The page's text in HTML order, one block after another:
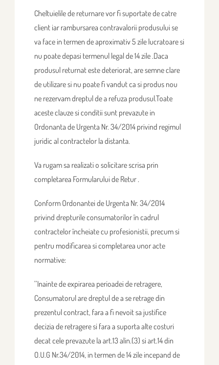
Cheltuielile de returnare vor fi suportate de catre
client iar rambursarea contravalorii produsului se
va face in termen de aproximativ 5 zile lucratoare si
nu poate depasi termenul legal de 14 zile .Daca
produsul returnat este deteriorat, are semne clare
de utilizare si nu poate fi vandut ca si produs nou
ne rezervam dreptul de a refuza produsul.Toate
aceste clauze si conditii sunt prevazute in
Ordonanta de Urgenta Nr. 34/2014 privind regimul
juridic al contractelor la distanta.
Va rugam sa realizati o solicitare scrisa prin
completarea Formularului de Retur .
Conform Ordonantei de Urgenta Nr. 34/2014
privind drepturile consumatorilor în cadrul
contractelor încheiate cu profesionistii, precum si
pentru modificarea si completarea unor acte
normative:
’’Inainte de expirarea perioadei de retragere,
Consumatorul are dreptul de a se retrage din
prezentul contract, fara a fi nevoit sa justifice
decizia de retragere si fara a suporta alte costuri
decat cele prevazute la art.13 alin.(3) si art.14 din
O.U.G Nr.34/2014, in termen de 14 zile incepand de